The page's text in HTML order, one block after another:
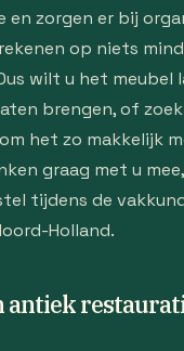
en zorgen er bij
op niets
wilt u het meubel
brengen, of
het zo makkelijk
graag met u
tijdens de
Holland.
antiek